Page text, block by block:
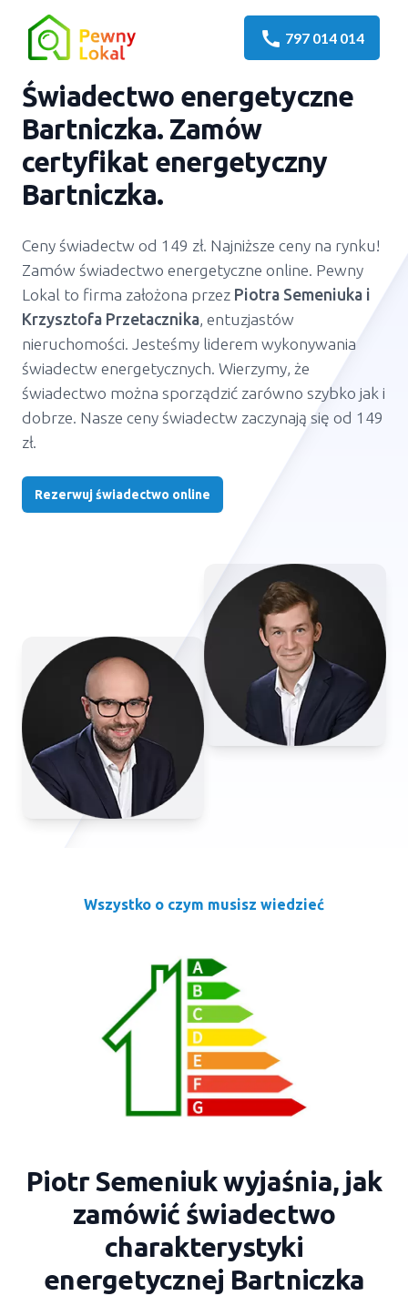
call 797 014 014
Świadectwo energetyczne
Bartniczka. Zamów
certyfikat energetyczny
Bartniczka.
Ceny świadectw od 149 zł. Najniższe ceny na rynku!
Zamów świadectwo energetyczne online. Pewny
Lokal to firma założona przez Piotra Semeniuka i
Krzysztofa Przetacznika, entuzjastów
nieruchomości. Jesteśmy liderem wykonywania
świadectw energetycznych. Wierzymy, że
świadectwo można sporządzić zarówno szybko jak i
dobrze. Nasze ceny świadectw zaczynają się od 149
zł.
Rezerwuj świadectwo online
Wszystko o czym musisz wiedzieć
Piotr Semeniuk wyjaśnia, jak
zamówić świadectwo
charakterystyki
energetycznej Bartniczka